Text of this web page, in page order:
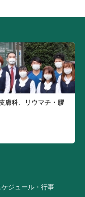
膚科、リウマチ・膠
ジュール・行事